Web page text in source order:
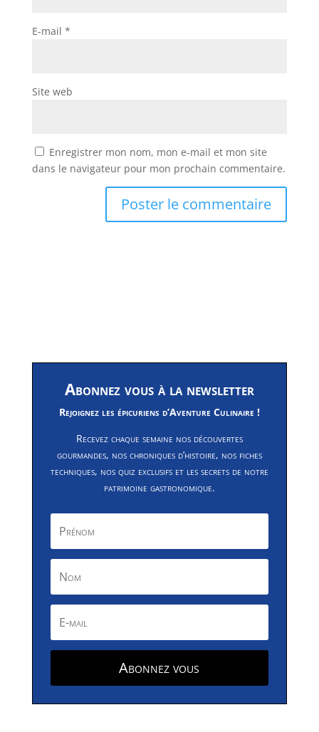
E-mail *
Site web
Enregistrer mon nom, mon e-mail et mon site
dans le navigateur pour mon prochain commentaire.
Abonnez vous à la newsletter
Rejoignez les épicuriens d’Aventure Culinaire !
Recevez chaque semaine nos découvertes
gourmandes, nos chroniques d’histoire, nos fiches
techniques, nos quiz exclusifs et les secrets de notre
patrimoine gastronomique.
Abonnez vous